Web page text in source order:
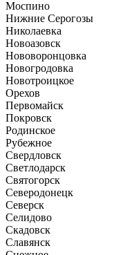
Моспино
Нижние Серогозы
Николаевка
Новоазовск
Нововоронцовка
Новогродовка
Новотроицкое
Орехов
Первомайск
Покровск
Родинское
Рубежное
Свердловск
Светлодарск
Святогорск
Северодонецк
Северск
Селидово
Скадовск
Славянск